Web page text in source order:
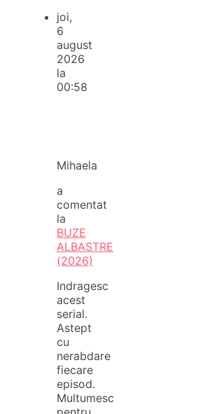
joi,
6
august
2026
la
00:58
Mihaela
a
comentat
la
BUZE
ALBASTRE
(2026)
Indragesc
acest
serial.
Astept
cu
nerabdare
fiecare
episod.
Multumesc